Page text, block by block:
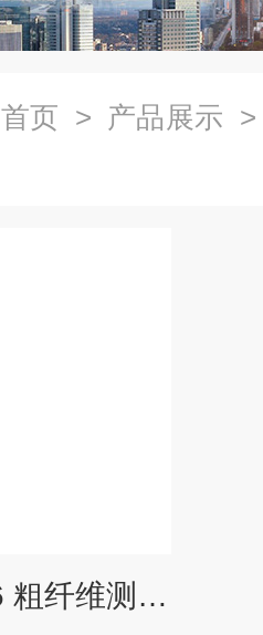
首页 > 产品展示
上海硅仪CFD-6 粗纤维测定仪纤维含量检测